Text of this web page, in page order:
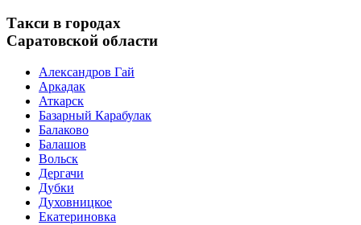
Такси в городах
Саратовской области
Александров Гай
Аркадак
Аткарск
Базарный Карабулак
Балаково
Балашов
Вольск
Дергачи
Дубки
Духовницкое
Екатериновка